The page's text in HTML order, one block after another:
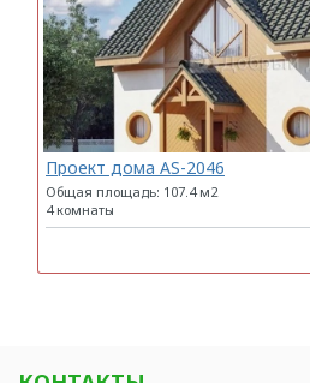
Проект дома AS-2046
Общая площадь: 107.4 м2
4 комнаты